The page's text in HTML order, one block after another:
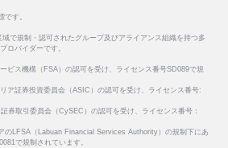
す。
で規制・認可されたグループ及びアライアンス組織を持つ多
ロバイダーです。
ビス機構（FSA）の認可を受け、ライセンス番号SD089で規
ア証券投資委員会（ASIC）の認可を受け、ライセンス番号:
券取引委員会（CySEC）の認可を受け、ライセンス番号：
のLFSA（Labuan Financial Services Authority）の規制下にあ
で規制されています。